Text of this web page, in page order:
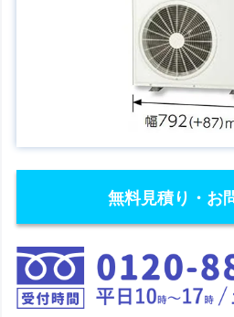
無料見積り・お